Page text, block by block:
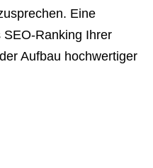
Eine
SEO-Ranking Ihrer
Aufbau hochwertiger